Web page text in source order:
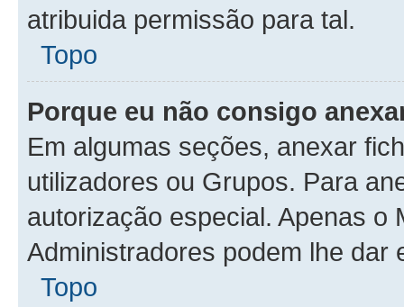
atribuida permissão para tal.
Topo
Porque eu não consigo
Em algumas seções, anexar
utilizadores ou Grupos. Para
autorização especial. Apenas o
Administradores podem lhe
Topo